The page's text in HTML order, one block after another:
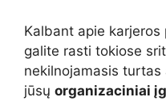
Kalbant apie
galite rasti tokiose
nekilnojamasis
jūsų organizaciniai